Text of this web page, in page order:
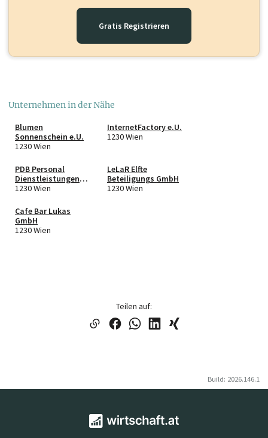
Gratis Registrieren
Unternehmen in der Nähe
Blumen
Sonnenschein e.U.
1230 Wien
InternetFactory e.U.
1230 Wien
PDB Personal
Dienstleistungen
Sapina GmbH
1230 Wien
LeLaR Elfte
Beteiligungs GmbH
1230 Wien
Cafe Bar Lukas
GmbH
1230 Wien
Teilen auf:
Build: 2026.146.1